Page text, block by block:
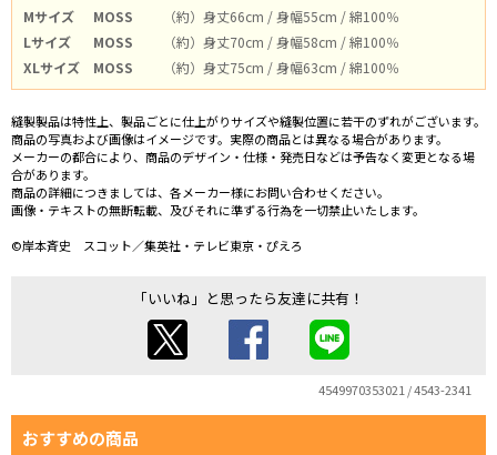
Mサイズ
MOSS
（約）身丈66cm / 身幅55cm / 綿100％
Lサイズ
MOSS
（約）身丈70cm / 身幅58cm / 綿100％
XLサイズ
MOSS （約）身丈75cm / 身幅63cm / 綿100％
縫製製品は特性上、製品ごとに仕上がりサイズや縫製位置に若干のずれがございます。
商品の写真および画像はイメージです。実際の商品とは異なる場合があります。
メーカーの都合により、商品のデザイン・仕様・発売日などは予告なく変更となる場
合があります。
商品の詳細につきましては、各メーカー様にお問い合わせください。
画像・テキストの無断転載、及びそれに準ずる行為を一切禁止いたします。
©岸本斉史 スコット／集英社・テレビ東京・ぴえろ
「いいね」と思ったら友達に共有！
4549970353021 / 4543-2341
おすすめの商品